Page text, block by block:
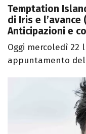
Temptation
di Iris e l’avance
Anticipazioni e
Oggi mercoledì 22
appuntamento